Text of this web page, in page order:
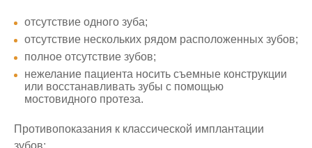
отсутствие одного зуба;
отсутствие нескольких рядом расположенных зубов;
полное отсутствие зубов;
нежелание пациента носить съемные конструкции
или восстанавливать зубы с помощью
мостовидного протеза.
Противопоказания к классической имплантации
зубов: